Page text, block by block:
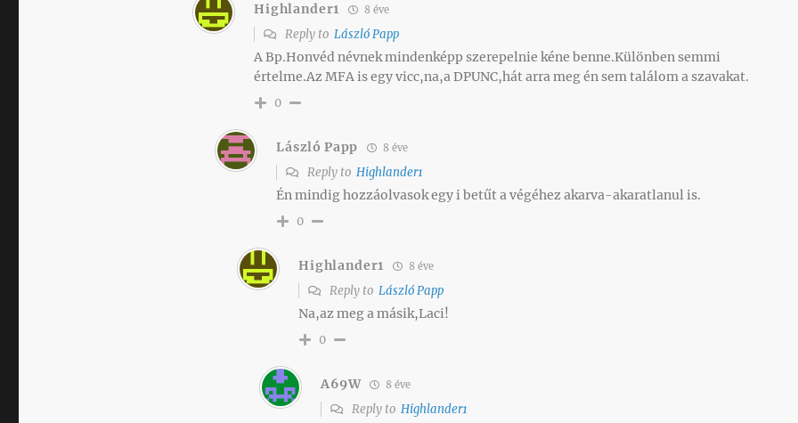
Highlander1 8 éve
Reply toLászló Papp
A Bp.Honvéd névnek mindenképp szerepelnie kéne benne.Különben semmi
értelme.Az MFA is egy vicc,na,a DPUNC,hát arra meg én sem találom a szavakat.
0
László Papp 8 éve
Reply toHighlander1
Én mindig hozzáolvasok egy i betűt a végéhez akarva-akaratlanul is.
0
Highlander1 8 éve
Reply toLászló Papp
Na,az meg a másik,Laci!
0
A69W 8 éve
Reply toHighlander1